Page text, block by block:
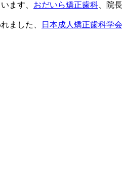
ます、 おだいら矯正歯科、院
ました、 日本成人矯正歯科学会